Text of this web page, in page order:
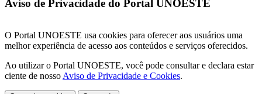
Aviso de Privacidade do Portal UNOESTE
O Portal UNOESTE usa cookies para oferecer aos usuários uma
melhor experiência de acesso aos conteúdos e serviços oferecidos.
Ao utilizar o Portal UNOESTE, você pode consultar e declara estar
ciente de nosso Aviso de Privacidade e Cookies.